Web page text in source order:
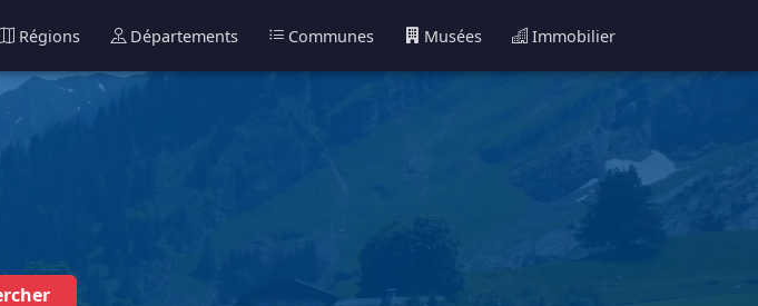
Régions Départements Communes Musées Immobilier